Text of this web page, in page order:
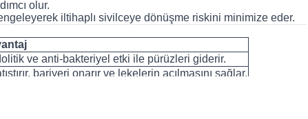
olur.
iltihaplı sivilceye dönüşme riskini minimize eder.
ve anti-bakteriyel etki ile pürüzleri giderir.
bariyeri onarır ve lekelerin açılmasını sağlar.